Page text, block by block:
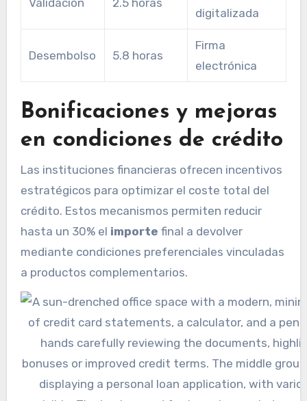
Validación 2.5 horas
digitalizada
Desembolso 5.8 horas
Firma
electrónica
Bonificaciones y mejoras
en condiciones de crédito
Las instituciones financieras ofrecen incentivos
estratégicos para optimizar el coste total del
crédito. Estos mecanismos permiten reducir
hasta un 30% el importe final a devolver
mediante condiciones preferenciales vinculadas
a productos complementarios.